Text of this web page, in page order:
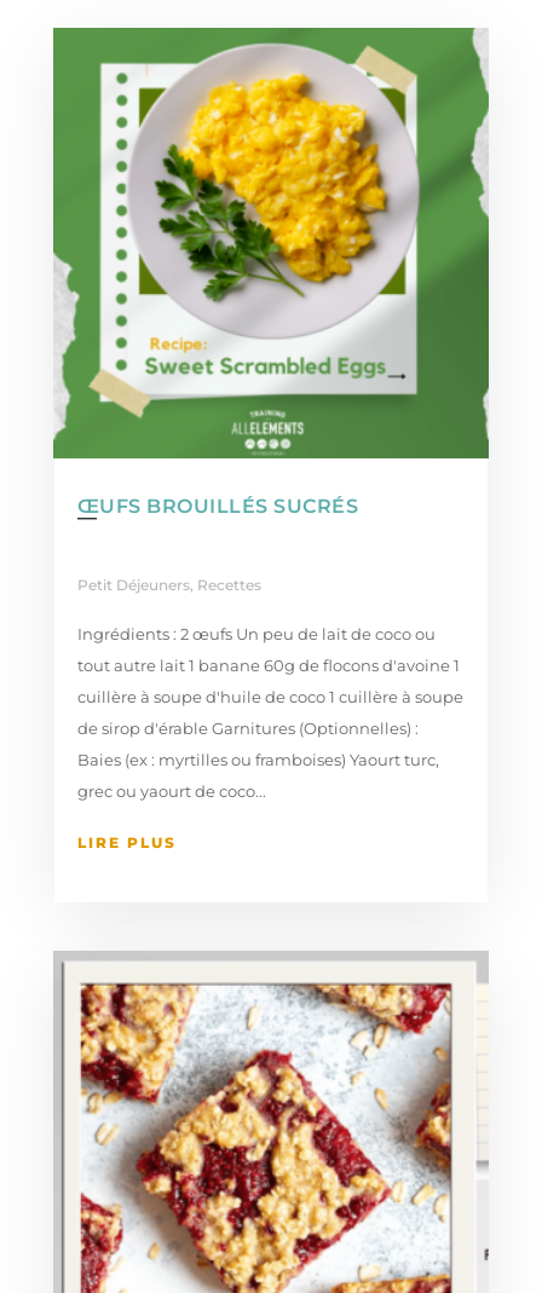
ŒUFS BROUILLÉS SUCRÉS
Petit Déjeuners, Recettes
Ingrédients : 2 œufs Un peu de lait de coco ou
tout autre lait 1 banane 60g de flocons d'avoine 1
cuillère à soupe d'huile de coco 1 cuillère à soupe
de sirop d'érable Garnitures (Optionnelles) :
Baies (ex : myrtilles ou framboises) Yaourt turc,
grec ou yaourt de coco...
LIRE PLUS